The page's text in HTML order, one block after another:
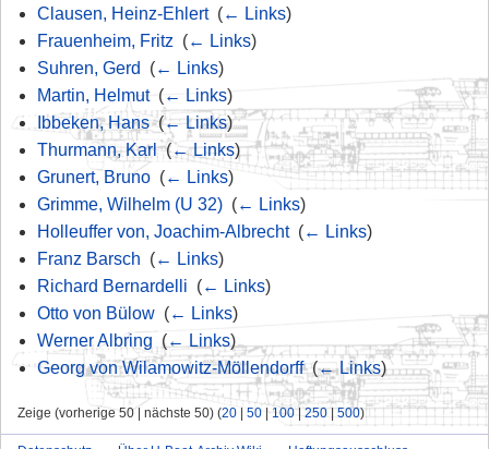
Clausen, Heinz-Ehlert‎ (← Links)
Frauenheim, Fritz (← Links)
Suhren, Gerd
(← Links)
Martin, Helmut‎ (← Links)
Ibbeken, Hans‎(← Links)
Thurmann, Karl‎(← Links)
Grunert, Bruno‎ (← Links)
Grimme, Wilhelm (U 32)‎ (← Links)
Holleuffer von, Joachim-Albrecht‎ (← Links)
Franz Barsch (← Links)
Richard Bernardelli (← Links)
Otto von Bülow‎ (← Links)
Werner Albring (← Links)
Georg von Wilamowitz-Möllendorff‎(← Links)
Zeige (vorherige 50 | nächste 50) (20 | 50 |100| 250|500)